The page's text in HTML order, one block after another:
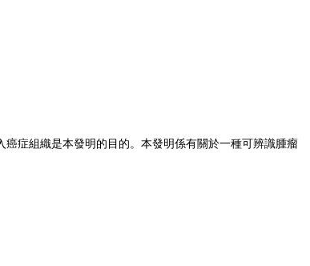
症組織是本發明的目的。本發明係有關於一種可辨識腫瘤